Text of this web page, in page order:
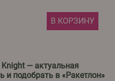
В КОРЗИНУ
— актуальная
и подобрать в «Ракетлон»